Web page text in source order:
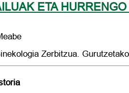
ETA
Zerbitzua.